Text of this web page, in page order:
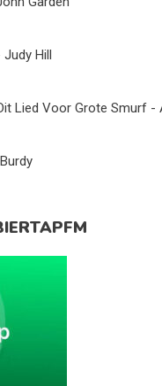
Hill
Lied Voor Grote Smurf -